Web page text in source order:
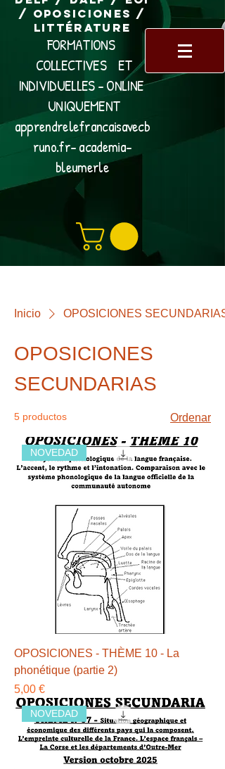
/ Oposiciones /
Littérature
FORMATIONS
COLLECTIVES ET
INDIVIDUELLES - ONLINE
UNIQUEMENT
apprendrelefrancaisavecb
runo.fr- academia-
bleumerle
Inicio OPOSICIONES SECUNDARIAS
OPOSICIONES
SECUNDARIAS
5 productos Ordenar
NOVEDAD
OPOSICIONES - THÈME 10 - La
phonétique (partie 2)
Precio
5,00 €
NOVEDAD